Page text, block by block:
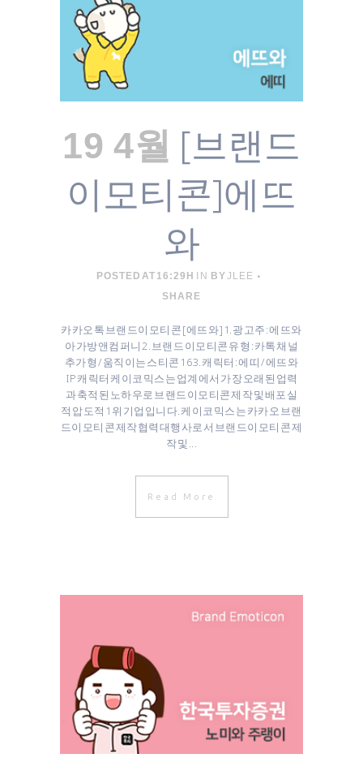
19 4월 [브랜드
이모티콘]에뜨
와
POSTED AT 16:29H IN BYJLEE
SHARE
카카오톡 브랜드이모티콘 [ 에뜨와 ] 1. 광고주 : 에뜨와
아가방앤컴퍼니 2. 브랜드 이모티콘 유형 : 카톡 채널
추가형 / 움직이는 스티콘 16 3. 캐릭터 : 에띠 / 에뜨와
IP 캐릭터 케이코믹스는 업계에서 가장 오래된 업력
과 축적된 노하우로 브랜드이모티콘 제작 및 배포 실
적 압도적 1위 기업입니다. 케이코믹스는 카카오 브랜
드이모티콘 제작협력대행사로서 브랜드이모티콘 제
작 및...
Read More